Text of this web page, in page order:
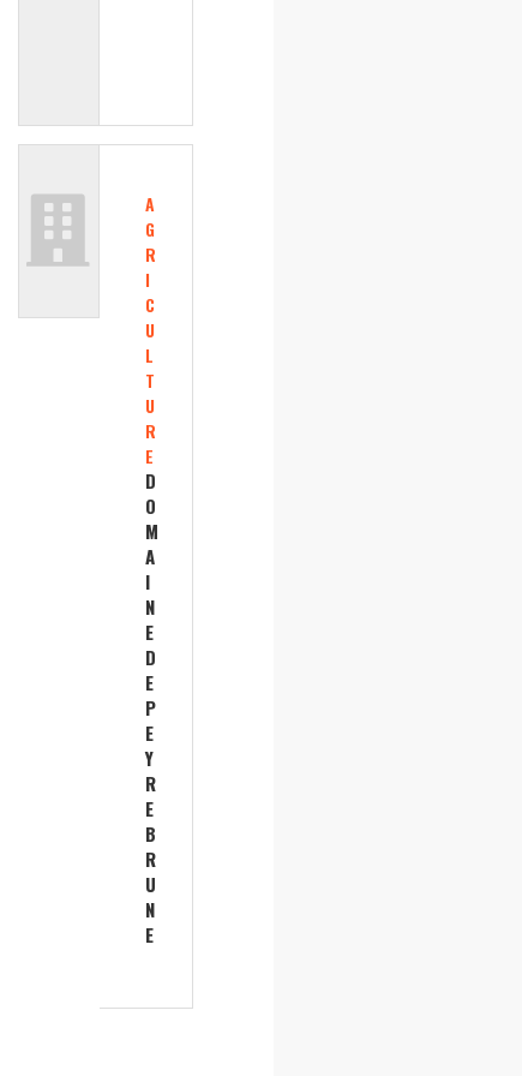
A
G
R
I
C
U
L
T
U
R
E
D
O
M
A
I
N
E
D
E
P
E
Y
R
E
B
R
U
N
E